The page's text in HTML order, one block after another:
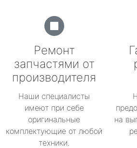
Ремонт
запчастями от
производителя
Наши специалисты
имеют при себе
оригинальные
комплектующие от любой
техники.
на